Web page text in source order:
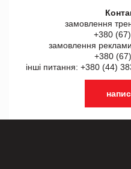
замовлення
+380
замовлення
+380
інші питання: +380 (44)